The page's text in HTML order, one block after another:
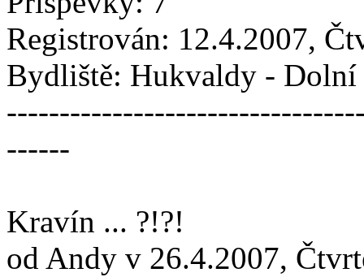
Registrován: 12.4.2007,
Bydliště: Hukvaldy - Dolní
------
Kravín ... ?!?!
od Andy v 26.4.2007,